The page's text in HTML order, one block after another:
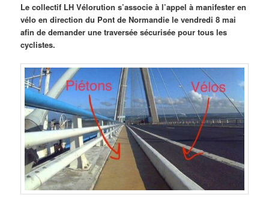
Le collectif LH Vélorution s’associe à l’appel à manifester en
vélo en direction du Pont de Normandie le vendredi 8 mai
afin de demander une traversée sécurisée pour tous les
cyclistes.